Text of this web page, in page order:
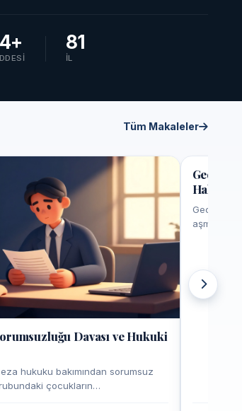
81
İL
Tüm Makaleler
Davası ve Hukuki
hukuku bakımından sorumsuz
çocukların…
İş